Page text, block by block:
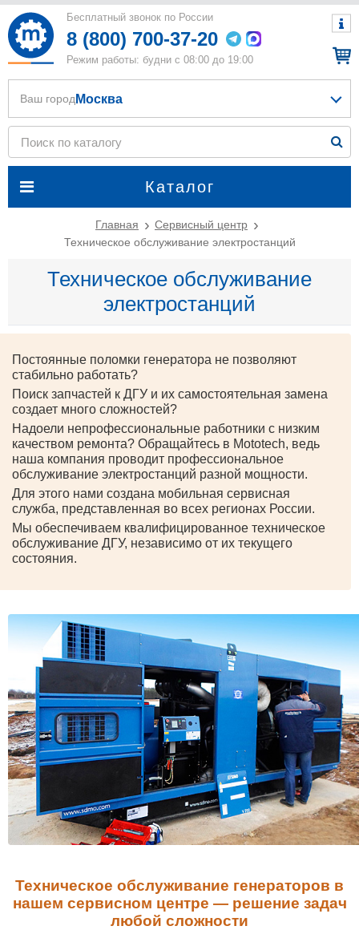
Бесплатный звонок по России
8 (800) 700-37-20
Режим работы: будни с 08:00 до 19:00
Каталог
Ваш город Москва
Главная
Сервисный центр
Техническое обслуживание электростанций
Техническое обслуживание
электростанций
Постоянные поломки генератора не позволяют
стабильно работать?
Поиск запчастей к ДГУ и их самостоятельная замена
создает много сложностей?
Надоели непрофессиональные работники с низким
качеством ремонта? Обращайтесь в Mototech, ведь
наша компания проводит профессиональное
обслуживание электростанций разной мощности.
Для этого нами создана мобильная сервисная
служба, представленная во всех регионах России.
Мы обеспечиваем квалифицированное техническое
обслуживание ДГУ, независимо от их текущего
состояния.
Техническое обслуживание генераторов в
нашем сервисном центре — решение задач
любой сложности